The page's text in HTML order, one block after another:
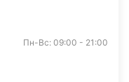
Пн-Вс: 09:00 - 21:00